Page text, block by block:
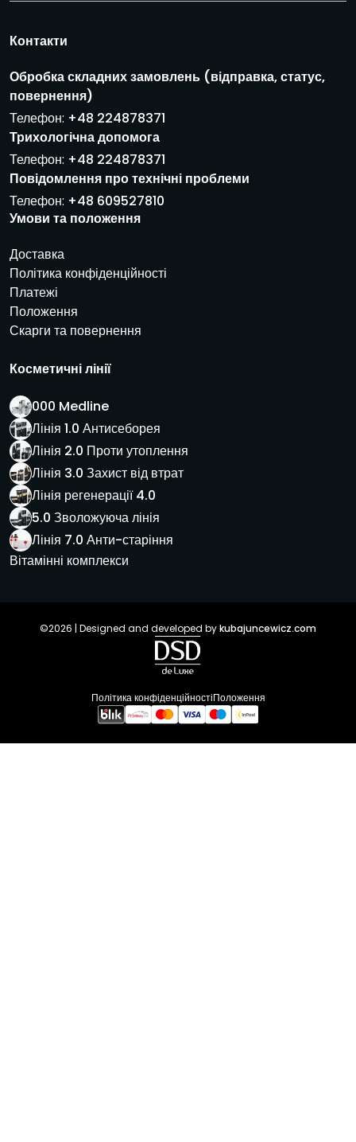
Е
е
к
т
р
о
н
н
а
п
о
ш
т
а
Контакти
Обробка складних замовлень (відправка, статус,
повернення)
Телефон: +48 224878371
Трихологічна допомога
Телефон: +48 224878371
Повідомлення про технічні проблеми
Телефон: +48 609527810
Умови та положення
Доставка
Політика конфіденційності
Платежі
Положення
Скарги та повернення
Косметичні лінії
000 Medline
Лінія 1.0 Антисеборея
Лінія 2.0 Проти утоплення
Лінія 3.0 Захист від втрат
Лінія регенерації 4.0
5.0 Зволожуюча лінія
Лінія 7.0 Анти-старіння
Вітамінні комплекси
©2026 | Designed and developed bykubajuncewicz.com
Політика конфіденційностіПоложення